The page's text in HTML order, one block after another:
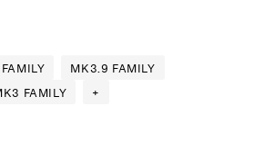
MK3.9 FAMILY
FAMILY +